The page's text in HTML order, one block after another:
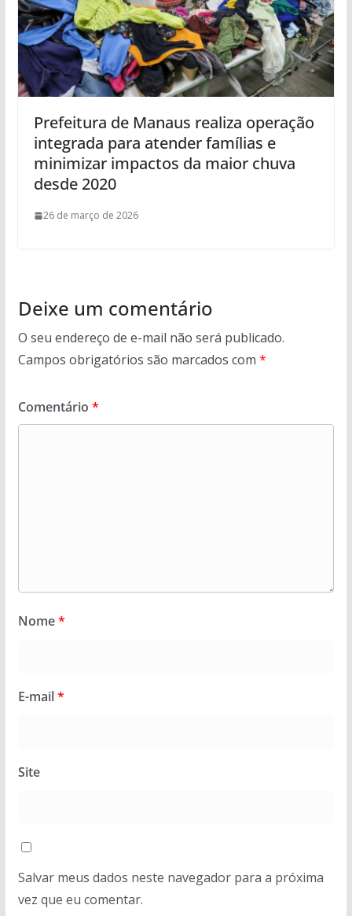
Prefeitura de Manaus realiza operação
integrada para atender famílias e
minimizar impactos da maior chuva
desde 2020
26 de março de 2026
Deixe um comentário
O seu endereço de e-mail não será publicado.
Campos obrigatórios são marcados com *
Comentário *
Nome*
E-mail*
Site
Salvar meus dados neste navegador para a próxima
vez que eu comentar.